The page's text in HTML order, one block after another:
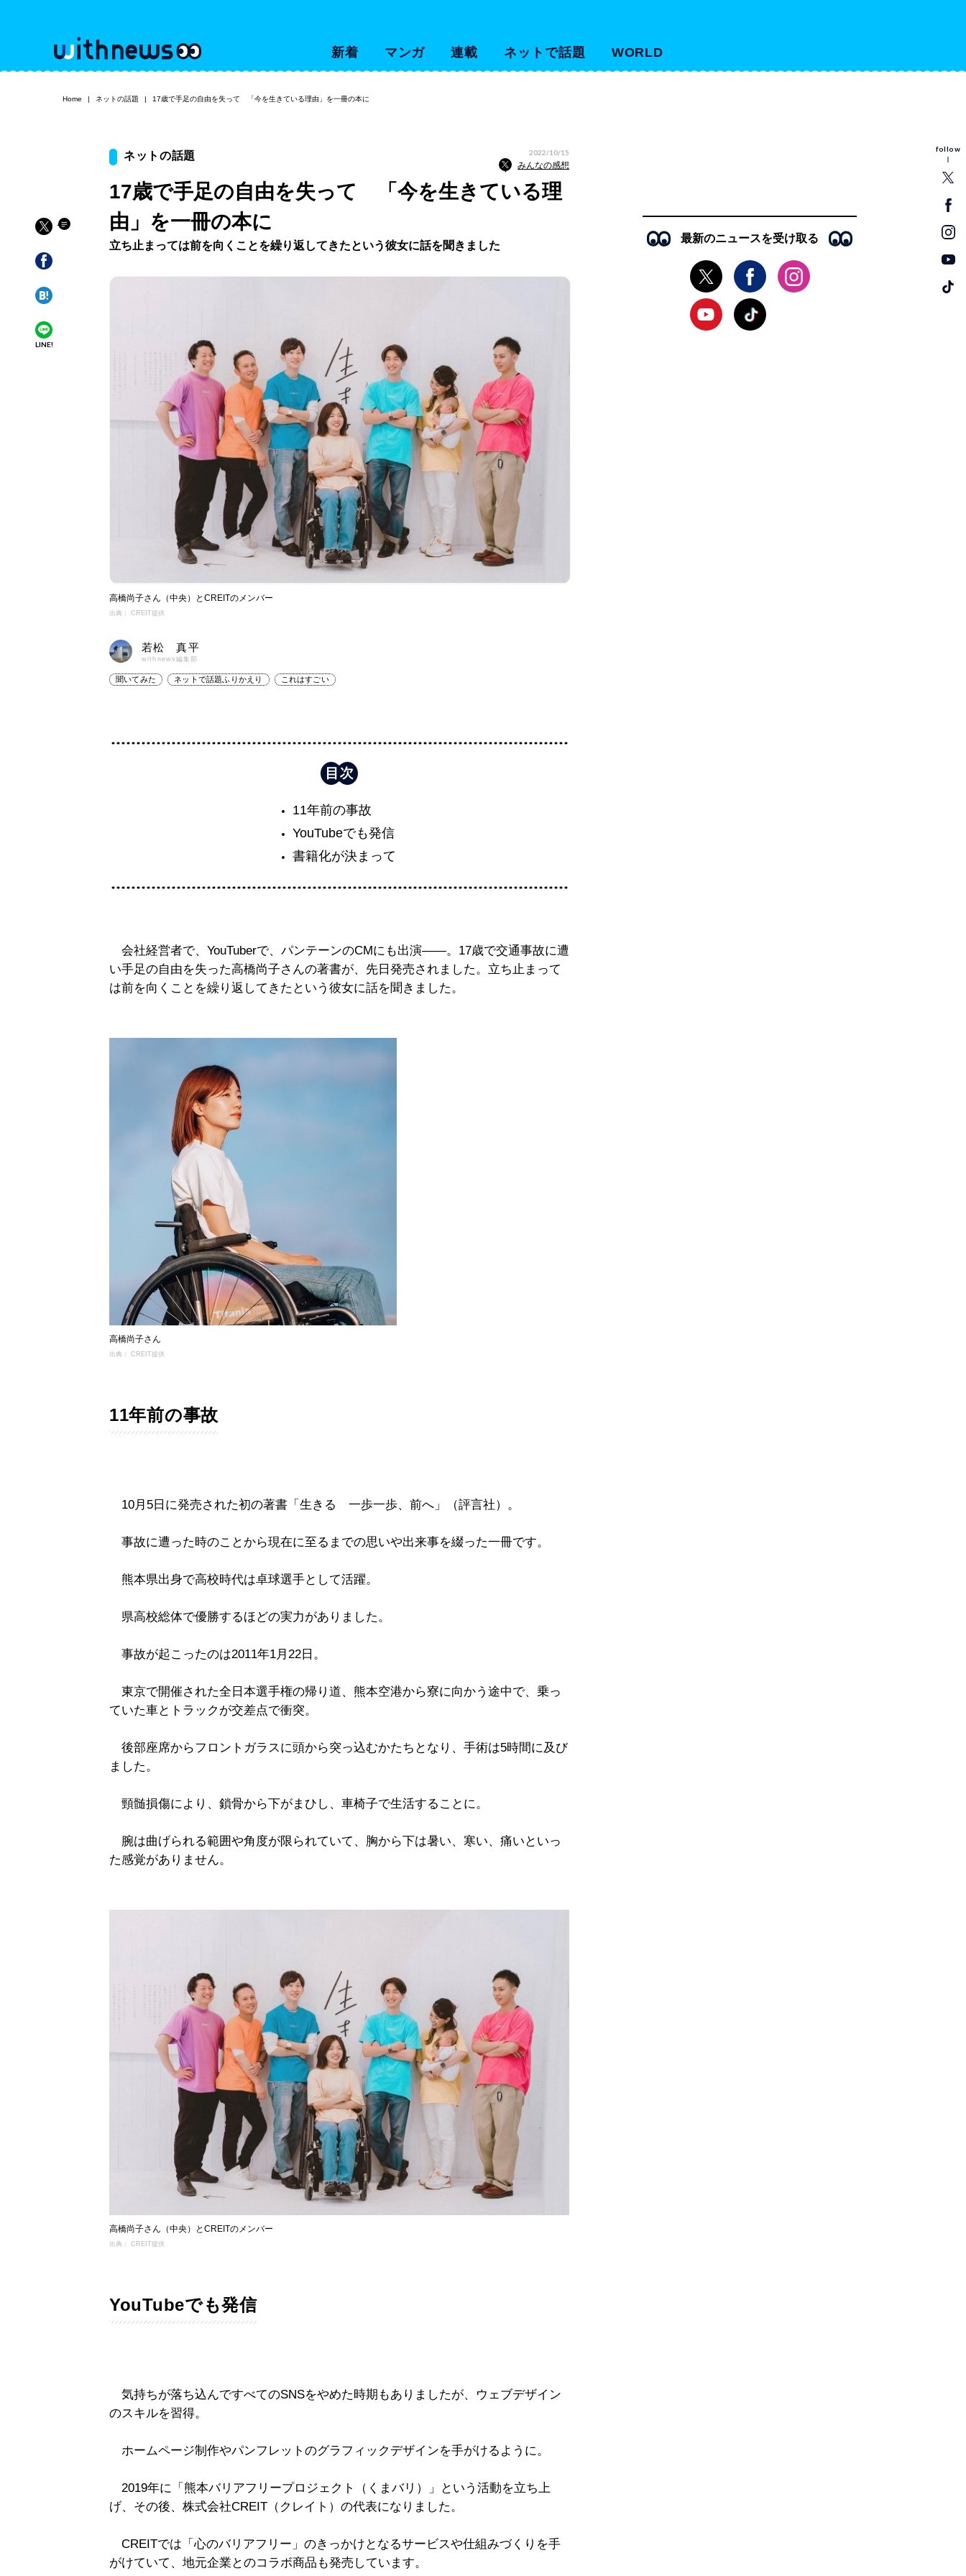
新着 マンガ 連載 ネットで話題 WORLD
follow
Home ネットの話題 17歳で手足の自由を失って 「今を生きている理由」を一冊の本に
LINE!
ネットの話題 2022/10/15
みんなの感想
17歳で手足の自由を失って 「今を生きている理
由」を一冊の本に
立ち止まっては前を向くことを繰り返してきたという彼女に話を聞きました
高橋尚子さん（中央）とCREITのメンバー
出典： CREIT提供
若松 真平
withnews編集部
聞いてみた ネットで話題ふりかえり これはすごい
11年前の事故
YouTubeでも発信
書籍化が決まって
会社経営者で、YouTuberで、パンテーンのCMにも出演――。17歳で交通事故に遭
い手足の自由を失った高橋尚子さんの著書が、先日発売されました。立ち止まって
は前を向くことを繰り返してきたという彼女に話を聞きました。
高橋尚子さん
出典： CREIT提供
11年前の事故
10月5日に発売された初の著書「生きる 一歩一歩、前へ」（評言社）。
事故に遭った時のことから現在に至るまでの思いや出来事を綴った一冊です。
熊本県出身で高校時代は卓球選手として活躍。
県高校総体で優勝するほどの実力がありました。
事故が起こったのは2011年1月22日。
東京で開催された全日本選手権の帰り道、熊本空港から寮に向かう途中で、乗っ
ていた車とトラックが交差点で衝突。
後部座席からフロントガラスに頭から突っ込むかたちとなり、手術は5時間に及び
ました。
頸髄損傷により、鎖骨から下がまひし、車椅子で生活することに。
腕は曲げられる範囲や角度が限られていて、胸から下は暑い、寒い、痛いといっ
た感覚がありません。
高橋尚子さん（中央）とCREITのメンバー
出典： CREIT提供
YouTubeでも発信
気持ちが落ち込んですべてのSNSをやめた時期もありましたが、ウェブデザイン
のスキルを習得。
ホームページ制作やパンフレットのグラフィックデザインを手がけるように。
2019年に「熊本バリアフリープロジェクト（くまバリ）」という活動を立ち上
げ、その後、株式会社CREIT（クレイト）の代表になりました。
CREITでは「心のバリアフリー」のきっかけとなるサービスや仕組みづくりを手
がけていて、地元企業とのコラボ商品も発売しています。
最新のニュースを受け取る